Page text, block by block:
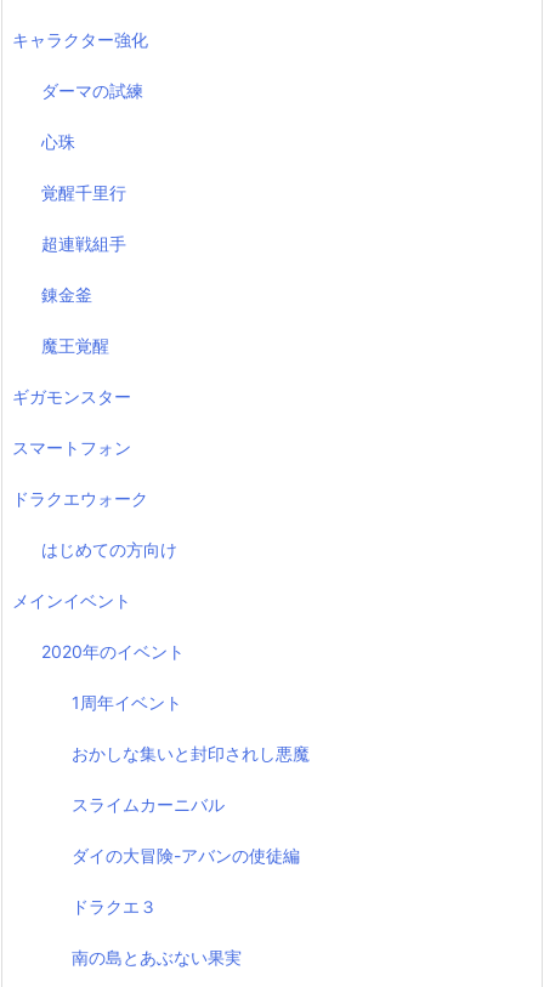
キャラクター強化
ダーマの試練
心珠
覚醒千里行
超連戦組手
錬金釜
魔王覚醒
ギガモンスター
スマートフォン
ドラクエウォーク
はじめての方向け
メインイベント
2020年のイベント
1周年イベント
おかしな集いと封印されし悪魔
スライムカーニバル
ダイの大冒険-アバンの使徒編
ドラクエ３
南の島とあぶない果実